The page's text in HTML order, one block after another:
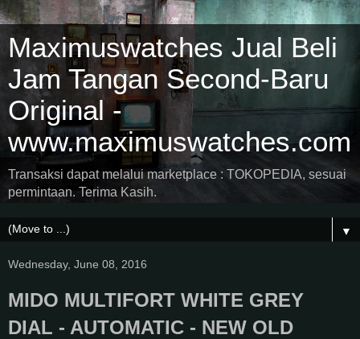
Maximuswatches Jual Beli
Jam Tangan Second-Baru
Original -
www.maximuswatches.com
Transaksi dapat melalui marketplace : TOKOPEDIA, sesuai
permintaan. Terima Kasih.
▼
Wednesday, June 08, 2016
MIDO MULTIFORT WHITE GREY
DIAL - AUTOMATIC - NEW OLD